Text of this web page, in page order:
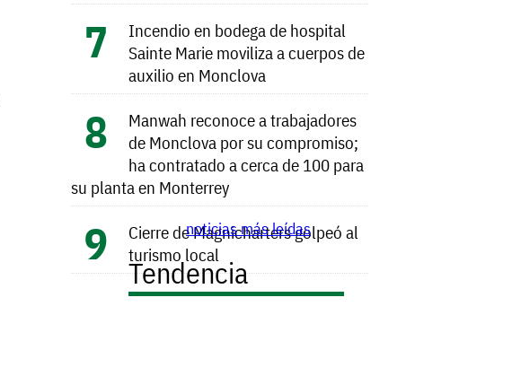
Incendio en bodega de hospital
Sainte Marie moviliza a cuerpos de
auxilio en Monclova
Manwah reconoce a trabajadores
de Monclova por su compromiso;
ha contratado a cerca de 100 para
su planta en Monterrey
Cierre de Magnicharters golpeó al
turismo local
noticias más leídas
Tendencia